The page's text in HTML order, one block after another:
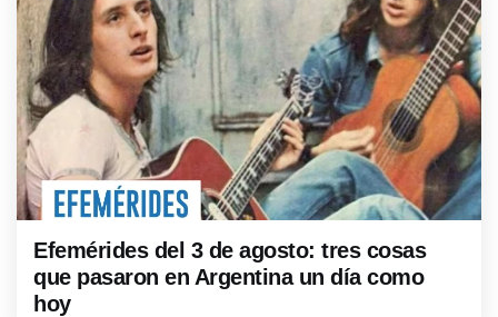
Efemérides del 3 de agosto: tres cosas
que pasaron en Argentina un día como
hoy